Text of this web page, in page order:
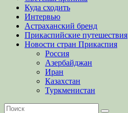
Куда сходить
Интервью
Астраханский бренд
Прикаспийские путешествия
Новости стран Прикаспия
Россия
Азербайджан
Иран
Казахстан
Туркменистан